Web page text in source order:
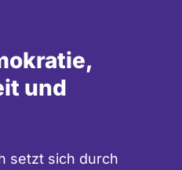
und
setzt sich durch